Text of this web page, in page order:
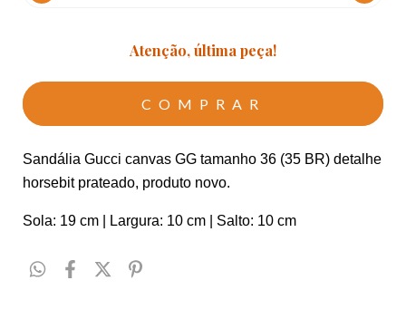
Atenção, última peça!
Sandália Gucci canvas GG tamanho 36 (35 BR) detalhe
horsebit prateado, produto novo.
Sola: 19 cm | Largura: 10 cm | Salto: 10 cm